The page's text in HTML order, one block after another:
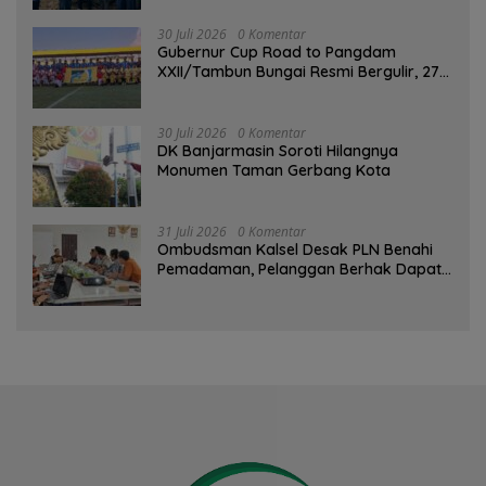
30 Juli 2026 0 Komentar
Gubernur Cup Road to Pangdam
XXII/Tambun Bungai Resmi Bergulir, 27
30 Juli 2026 0 Komentar
DK Banjarmasin Soroti Hilangnya
Monumen Taman Gerbang Kota
31 Juli 2026 0 Komentar
Ombudsman Kalsel Desak PLN Benahi
Pemadaman, Pelanggan Berhak Dapat